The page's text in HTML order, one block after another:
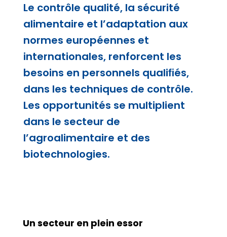
Le contrôle qualité, la sécurité
alimentaire et l’adaptation aux
normes européennes et
internationales, renforcent les
besoins en personnels qualiﬁés,
dans les techniques de contrôle.
Les opportunités se multiplient
dans le secteur de
l’agroalimentaire et des
biotechnologies.
Un secteur en plein essor